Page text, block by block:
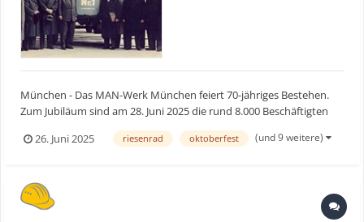
München - Das MAN-Werk München feiert 70-jähriges Bestehen.
Zum Jubiläum sind am 28. Juni 2025 die rund 8.000 Beschäftigten
mit ihren Familien zu einem großen Fest auf dem Werksgelände
eingeladen. Insgesamt werden rund 20.000 Gäste aus dem
26. Juni 2025 riesenrad oktoberfest (und 9 weitere)